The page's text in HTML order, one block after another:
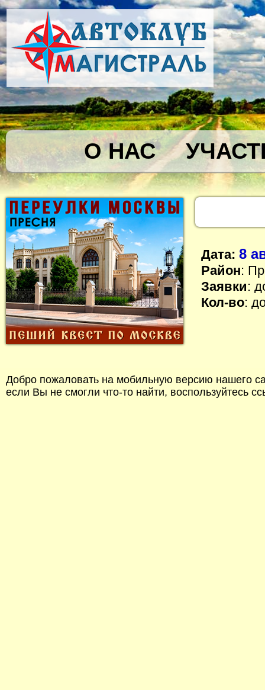
О НАС
Дата: 8
Район:
Заявки:
Кол-во:
Добро пожаловать на мобильную версию нашего
если Вы не смогли что-то найти, воспользуйтесь